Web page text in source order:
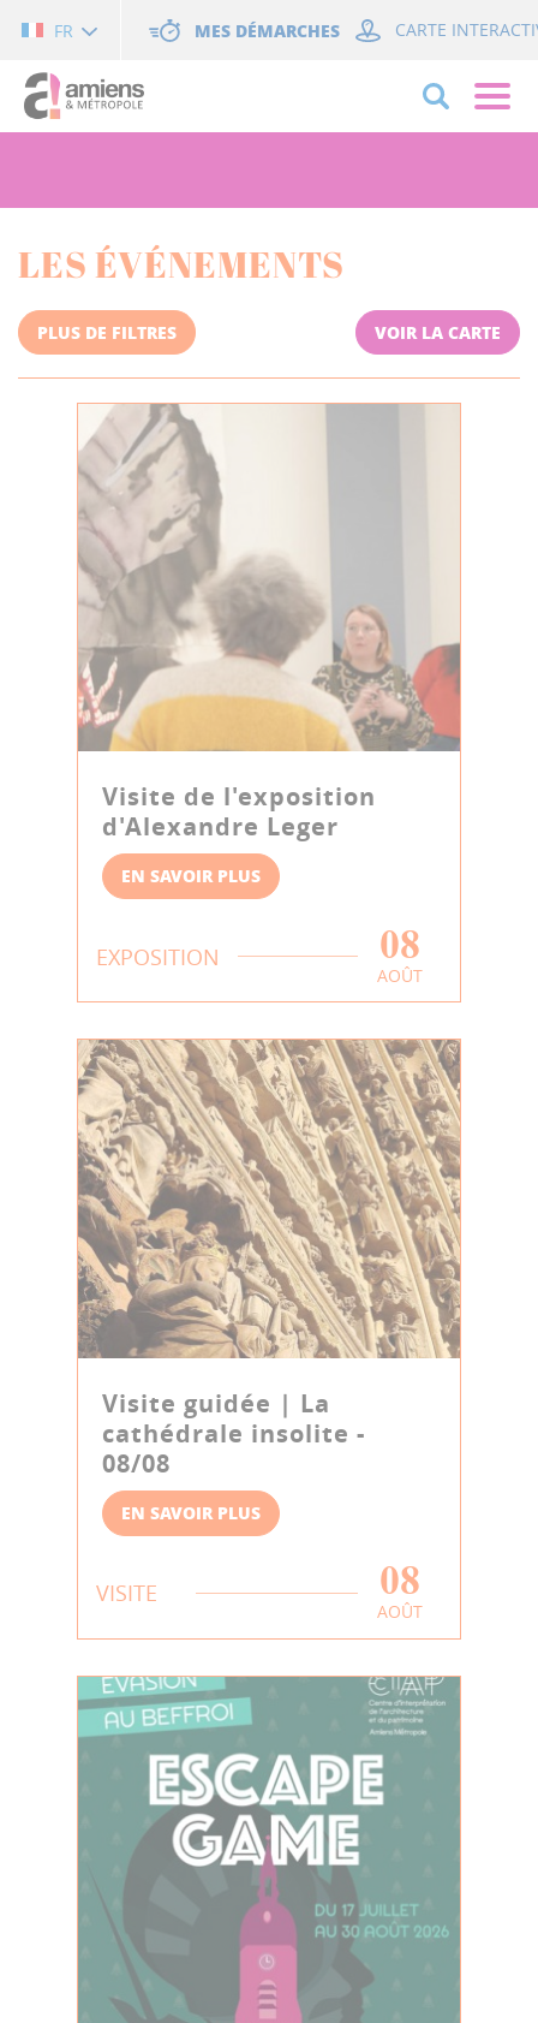
FR MES DÉMARCHES CARTE
LES ÉVÉNEMENTS
PLUS DE FILTRES VOIR LA CARTE
Visite de l'exposition
d'Alexandre Leger
EN SAVOIR PLUS
EXPOSITION 08
AOÛT
Visite guidée | La
cathédrale insolite -
08/08
EN SAVOIR PLUS
VISITE 08
AOÛT